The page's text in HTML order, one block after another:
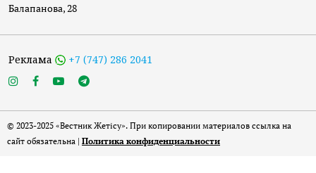
Балапанова, 28
Реклама +7 (747) 286 2041
© 2023-2025 «Вестник Жетісу». При копировании материалов ссылка на
сайт обязательна | Политика конфиденциальности